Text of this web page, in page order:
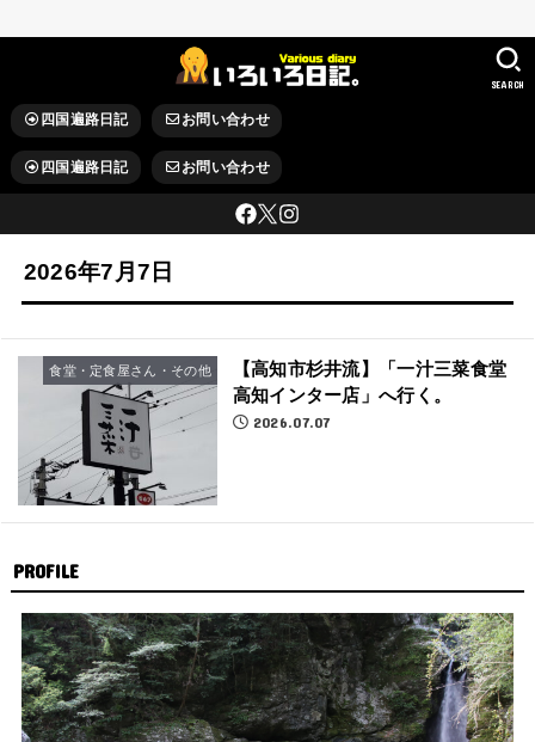
四国遍路日記 お問い合わせ
四国遍路日記 お問い合わせ
SEARCH
2026年7月7日
食堂・定食屋さん・その他
【高知市杉井流】「一汁三菜食堂
高知インター店」へ行く。
2026.07.07
PROFILE